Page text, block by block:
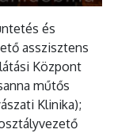
és
asszisztens
Központ
műtős
Klinika);